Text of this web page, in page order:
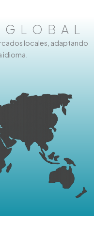
locales, adaptando
idioma.